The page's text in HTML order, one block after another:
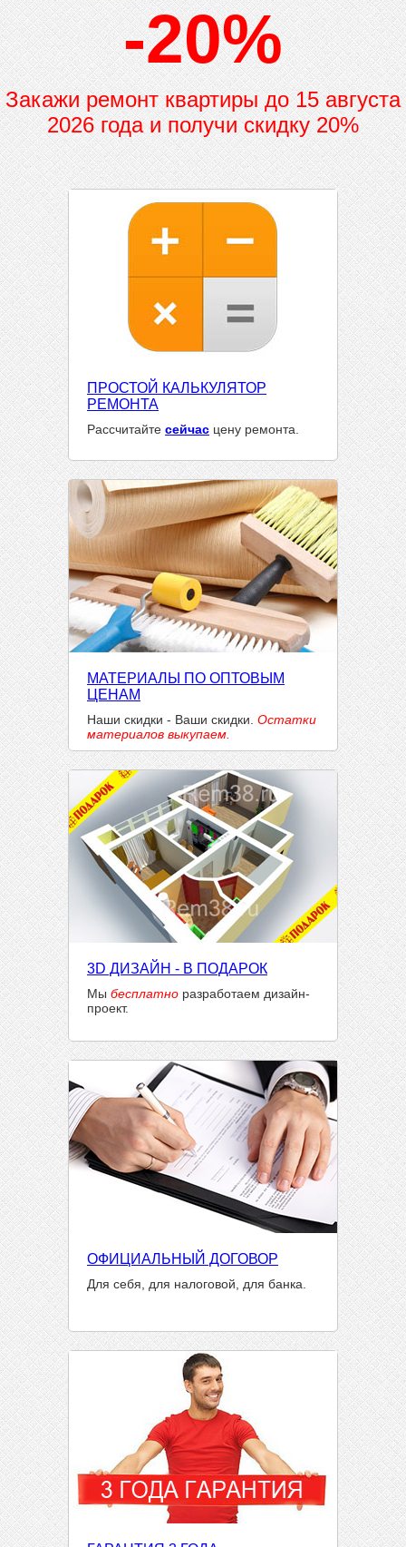
-20%
Закажи ремонт квартиры до15 августа
2026 года и получи скидку 20%
ПРОСТОЙ КАЛЬКУЛЯТОР
РЕМОНТА
Рассчитайте сейчас цену ремонта.
МАТЕРИАЛЫ ПО ОПТОВЫМ
ЦЕНАМ
Наши скидки - Ваши скидки. Остатки
материалов выкупаем.
3D ДИЗАЙН - В ПОДАРОК
Мы бесплатно разработаем дизайн-
проект.
ОФИЦИАЛЬНЫЙ ДОГОВОР
Для себя, для налоговой, для банка.